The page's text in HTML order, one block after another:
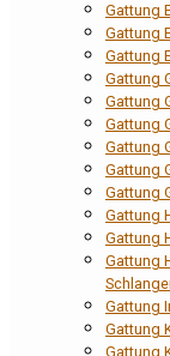
Gattung
Gattung
Gattung
Gattung
Gattung
Gattung
Gattung
Gattung
Gattung
Gattung
Gattung
Gattung
Gattung
Gattung
Gattung